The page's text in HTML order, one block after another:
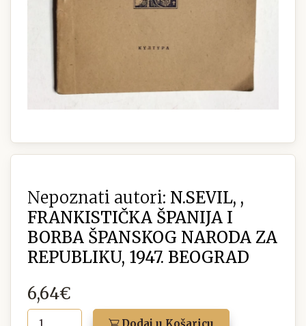
Nepoznati autori: N.SEVIL, ,
FRANKISTIČKA ŠPANIJA I
BORBA ŠPANSKOG NARODA ZA
REPUBLIKU, 1947. BEOGRAD
6,64€
Dodaj u Košaricu